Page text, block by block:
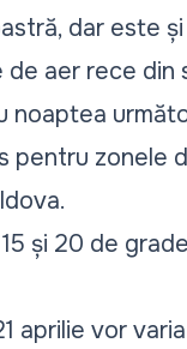
dar este
aer rece din
noaptea
pentru zonele
și 20 de
aprilie vor